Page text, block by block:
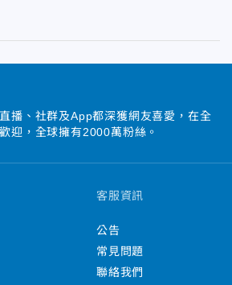
播、社群及App都深獲網友喜愛，在全
迎，全球擁有2000萬粉絲。
客服資訊
公告
常見問題
聯絡我們